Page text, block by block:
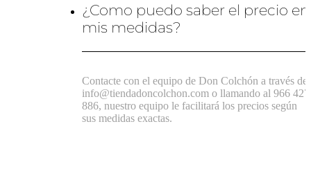
¿Como puedo saber el precio en
mis medidas?
Contacte con el equipo de Don Colchón a través de
info@tiendadoncolchon.com o llamando al 966 427
886, nuestro equipo le facilitará los precios según
sus medidas exactas.